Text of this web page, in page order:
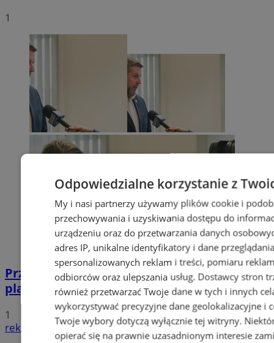
1
Przyszłość Wodzisławia Śląskiego:
planowane inwestycje na 2025 rok
1
reklama
Odpowiedzialne korzystanie z
My i nasi partnerzy używamy plików cookie i
przechowywania i uzyskiwania dostępu do
urządzeniu oraz do przetwarzania danych
adres IP, unikalne identyfikatory i dane
spersonalizowanych reklam i treści, pomiaru
odbiorców oraz ulepszania usług. Dostawcy stron
również przetwarzać Twoje dane w tych i innych
wykorzystywać precyzyjne dane geolokalizacyjne i
Twoje wybory dotyczą wyłącznie tej witryny.
opierać się na prawnie uzasadnionym interesie